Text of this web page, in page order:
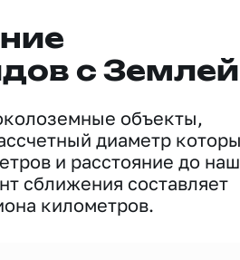
с Землей
объекты,
диаметр
и расстояние до
сближения составляет
километров.